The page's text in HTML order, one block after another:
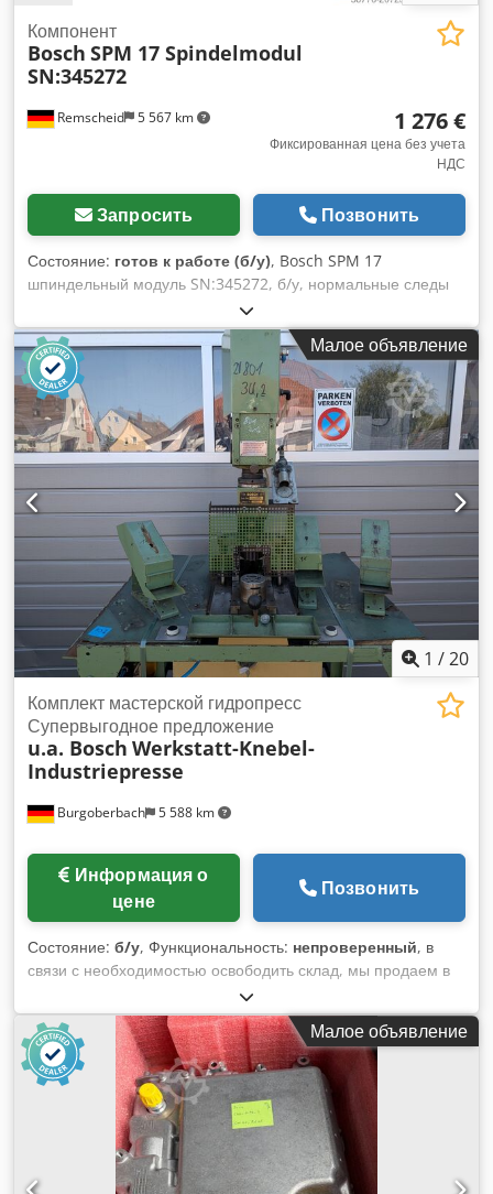
Remscheid 5 567 km
Компонент
Bosch SPM 17 Spindelmodul
SN:345272
1 276 €
Фиксированная цена без учета
НДС
Запросить Позвонить
Состояние: готов к работе (б/у), Bosch SPM 17
шпиндельный модуль SN:345272, б/у, нормальные следы
эксплуатации, полностью работоспособен, комплект
поставки согласно фото. Csdpjx Eqy Eefx Ah Dorf
Малое объявление
1 /20
Burgoberbach 5 588 km
Комплект мастерской гидропресс
Супервыгодное предложение
u.a. Bosch Werkstatt-Knebel-
Industriepresse
цене
Позвонить
Состояние: б/у, Функциональность: непроверенный, в
связи с необходимостью освободить склад, мы продаем в
общей сложности 12–15 единиц бывших в употреблении
станков/прессов/мастерских прессов (см. фотографии, в
том числе станки фирмы Bosch). Станки установлены на
прочных основаниях/столах и идеально подходят для
использования в мастерских, на производстве, для
любителей мастерить или для извлечения запасных
частей. Цена за единицу: 60 евро за станок. Пакетная цена:
при покупке всех 7 станков предлагается выгодная
пакетная цена! Состояние: бывшие в употреблении, как
Малое объявление